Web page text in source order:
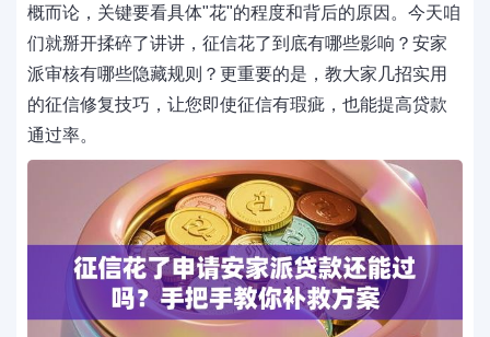
概而论，关键要看具体"花"的程度和背后的原因。今天咱
们就掰开揉碎了讲讲，征信花了到底有哪些影响？安家
派审核有哪些隐藏规则？更重要的是，教大家几招实用
的征信修复技巧，让您即使征信有瑕疵，也能提高贷款
通过率。